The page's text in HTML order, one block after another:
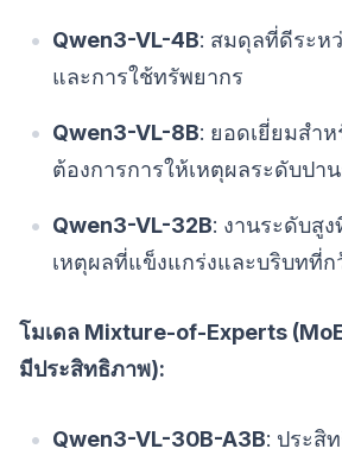
Qwen3-VL-4B: สมดุลที่ดีระห
และการใช้ทรัพยากร
Qwen3-VL-8B: ยอดเยี่ยมสำ
ต้องการการให้เหตุผลระดับปา
Qwen3-VL-32B: งานระดับสู
เหตุผลที่แข็งแกร่งและบริบทที่ก
โมเดล Mixture-of-Experts
มีประสิทธิภาพ):
Qwen3-VL-30B-A3B: ประสิ